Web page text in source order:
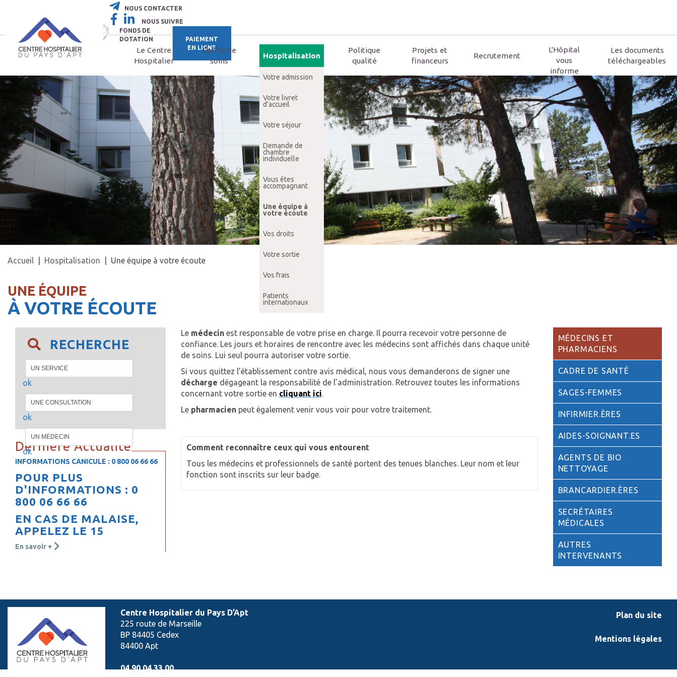
NOUS CONTACTER
NOUS SUIVRE
FONDS DE
DOTATION
PAIEMENT
EN LIGNE
Le Centre
Hospitalier
L'offre de
soins
Hospitalisation
Votre admission
Votre livret
d'accueil
Votre séjour
Demande de
chambre
individuelle
Vous êtes
accompagnant
Une équipe à
votre écoute
Vos droits
Votre sortie
Vos frais
Patients
internationaux
Politique
qualité
Projets et
financeurs
Recrutement
L'Hôpital
vous
informe
Les documents
téléchargeables
Accueil Hospitalisation | Une équipe à votre écoute
UNE ÉQUIPE
À VOTRE ÉCOUTE
MÉDECINS ET
PHARMACIENS
CADRE DE SANTÉ
SAGES-FEMMES
INFIRMIER.ÈRES
AIDES-SOIGNANT.ES
AGENTS DE BIO
NETTOYAGE
BRANCARDIER.ÈRES
SECRÉTAIRES
MÉDICALES
AUTRES
INTERVENANTS
Le médecin est responsable de votre prise en charge. Il pourra recevoir votre personne de
confiance. Les jours et horaires de rencontre avec les médecins sont affichés dans chaque unité
de soins. Lui seul pourra autoriser votre sortie.
Si vous quittez l’établissement contre avis médical, nous vous demanderons de signer une
décharge dégageant la responsabilité de l’administration. Retrouvez toutes les informations
concernant votre sortie en cliquant ici.
Le pharmacien peut également venir vous voir pour votre traitement.
Comment reconnaître ceux qui vous entourent
Tous les médecins et professionnels de santé portent des tenues blanches. Leur nom et leur
fonction sont inscrits sur leur badge.
RECHERCHE
ok
ok
ok
Dernière Actualité
INFORMATIONS CANICULE : 0 800 06 66 66
POUR PLUS
D'INFORMATIONS : 0
800 06 66 66
EN CAS DE MALAISE,
APPELEZ LE 15
En savoir +
Centre Hospitalier du Pays D’Apt
225 route de Marseille
BP 84405 Cedex
84400 Apt
04 90 04 33 00
Plan du site
Mentions légales